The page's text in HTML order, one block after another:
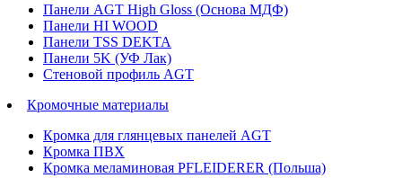
Панели AGT High Gloss (Основа МДФ)
Панели HI WOOD
Панели TSS DEKTA
Панели 5K (УФ Лак)
Стеновой профиль AGT
Кромочные материалы
Кромка для глянцевых панелей AGT
Кромка ПВХ
Кромка меламиновая PFLEIDERER (Польша)